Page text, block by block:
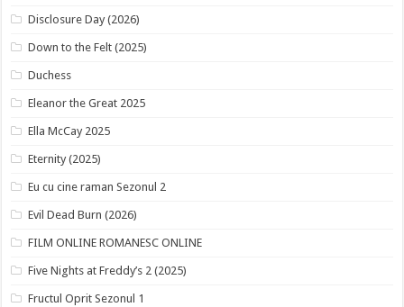
Disclosure Day (2026)
Down to the Felt (2025)
Duchess
Eleanor the Great 2025
Ella McCay 2025
Eternity (2025)
Eu cu cine raman Sezonul 2
Evil Dead Burn (2026)
FILM ONLINE ROMANESC ONLINE
Five Nights at Freddy’s 2 (2025)
Fructul Oprit Sezonul 1